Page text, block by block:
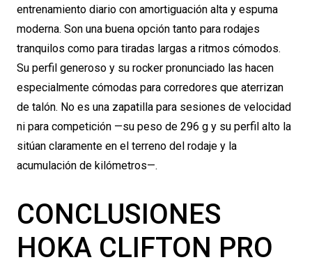
entrenamiento diario con amortiguación alta y espuma
moderna. Son una buena opción tanto para rodajes
tranquilos como para tiradas largas a ritmos cómodos.
Su perfil generoso y su rocker pronunciado las hacen
especialmente cómodas para corredores que aterrizan
de talón. No es una zapatilla para sesiones de velocidad
ni para competición —su peso de 296 g y su perfil alto la
sitúan claramente en el terreno del rodaje y la
acumulación de kilómetros—.
CONCLUSIONES
HOKA CLIFTON PRO